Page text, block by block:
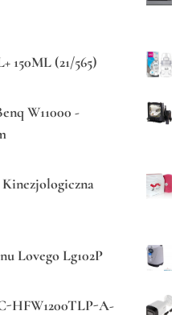
(21/565)
W11000 -
Lovego Lg102P
HFW1200TLP-A-